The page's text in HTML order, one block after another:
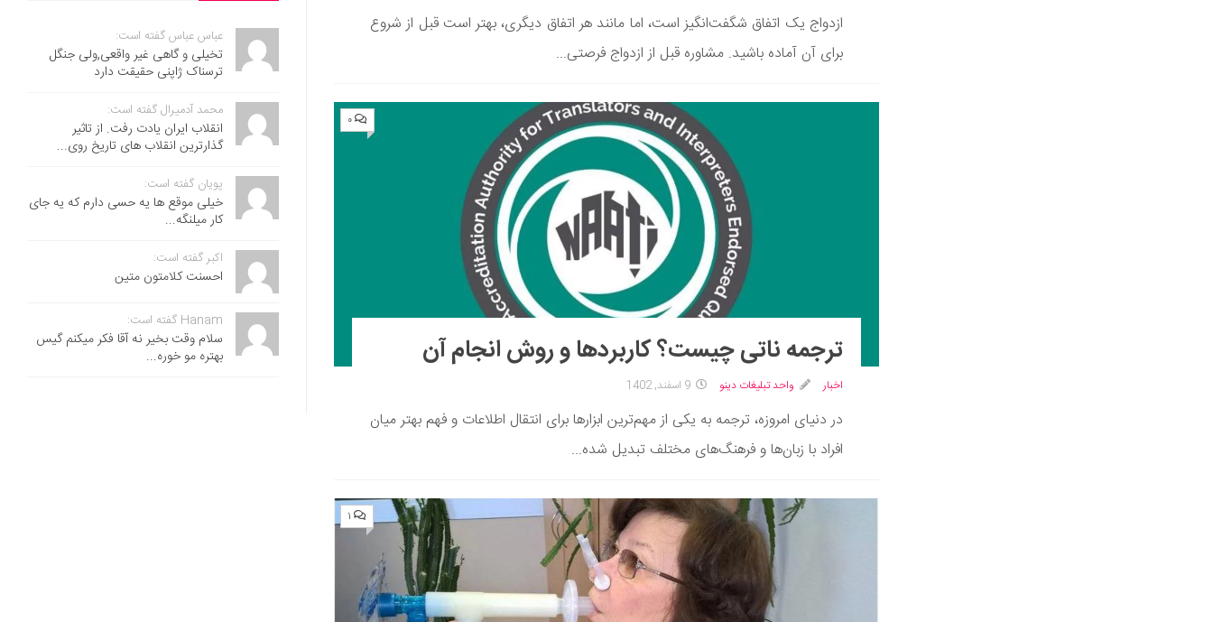
ازدواج یک اتفاق شگفت‌انگیز است، اما مانند هر اتفاق دیگری، بهتر است قبل از شروع
برای آن آماده باشید. مشاوره قبل از ازدواج فرصتی...
۰
ترجمه ناتی چیست؟ کاربردها و روش انجام آن
اخبار واحد تبلیغات دینو 9 اسفند, 1402
در دنیای امروزه، ترجمه به یکی از مهم‌ترین ابزارها برای انتقال اطلاعات و فهم بهتر میان
افراد با زبان‌ها و فرهنگ‌های مختلف تبدیل شده...
۱
عباس عباس گفته است:
تخیلی و گاهی غیر واقعی,ولی جنگل
ترسناک ژاپنی حقیقت دارد
محمد آدمیرال گفته است:
انقلاب ایران یادت رفت. از تاثیر
گذارترین انقلاب های تاریخ روی...
پویان گفته است:
خیلی موقع ها یه حسی دارم که یه جای
کار میلنگه...
اکبر گفته است:
احسنت ‌کلامتون متین
Hanam گفته است:
سلام وقت بخیر نه آقا فکر میکنم گیس
بهتره مو خوره...